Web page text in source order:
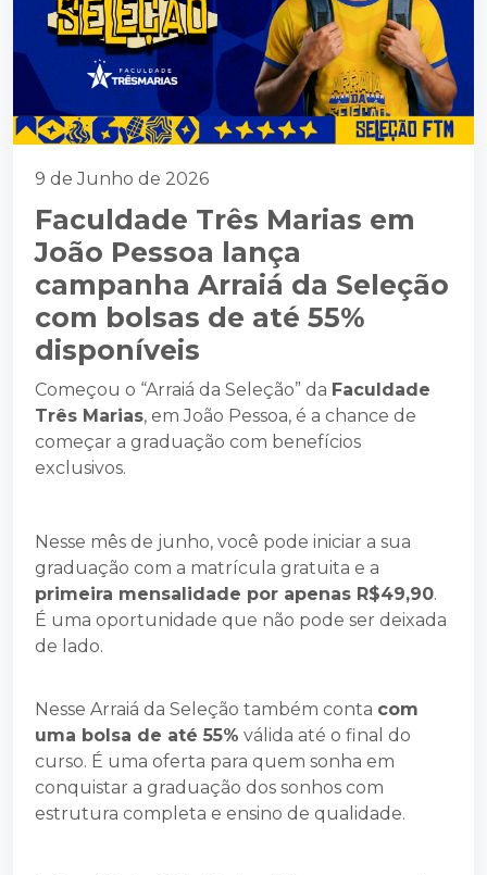
9 de Junho de 2026
Faculdade Três Marias em
João Pessoa lança
campanha Arraiá da Seleção
com bolsas de até 55%
disponíveis
Começou o “Arraiá da Seleção” da Faculdade
Três Marias, em João Pessoa, é a chance de
começar a graduação com benefícios
exclusivos.
Nesse mês de junho, você pode iniciar a sua
graduação com a matrícula gratuita e a
primeira mensalidade por apenas R$49,90.
É uma oportunidade que não pode ser deixada
de lado.
Nesse Arraiá da Seleção também conta com
uma bolsa de até 55% válida até o final do
curso. É uma oferta para quem sonha em
conquistar a graduação dos sonhos com
estrutura completa e ensino de qualidade.